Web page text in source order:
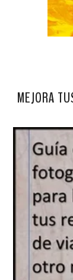
MEJORA